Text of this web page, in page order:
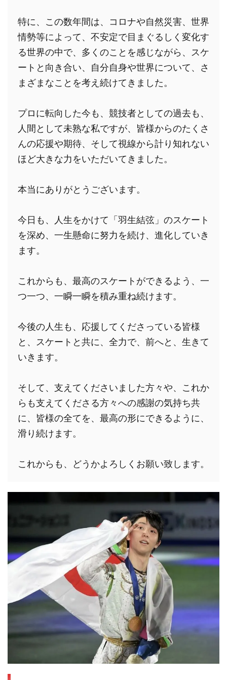
特に、この数年間は、コロナや自然災害、世界
情勢等によって、不安定で目まぐるしく変化す
る世界の中で、多くのことを感じながら、スケ
ートと向き合い、自分自身や世界について、さ
まざまなことを考え続けてきました。
プロに転向した今も、競技者としての過去も、
人間として未熟な私ですが、皆様からのたくさ
んの応援や期待、そして視線から計り知れない
ほど大きな力をいただいてきました。
本当にありがとうございます。
今日も、人生をかけて「羽生結弦」のスケート
を深め、一生懸命に努力を続け、進化していき
ます。
これからも、最高のスケートができるよう、一
つ一つ、一瞬一瞬を積み重ね続けます。
今後の人生も、応援してくださっている皆様
と、スケートと共に、全力で、前へと、生きて
いきます。
そして、支えてくださいました方々や、これか
らも支えてくださる方々への感謝の気持ち共
に、皆様の全てを、最高の形にできるように、
滑り続けます。
これからも、どうかよろしくお願い致します。